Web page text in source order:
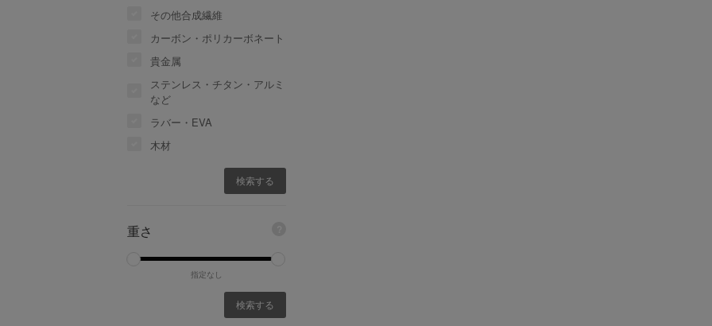
その他合成繊維
カーボン・ポリカーボネート
貴金属
ステンレス・チタン・アルミ
など
ラバー・EVA
木材
重さ
指定なし